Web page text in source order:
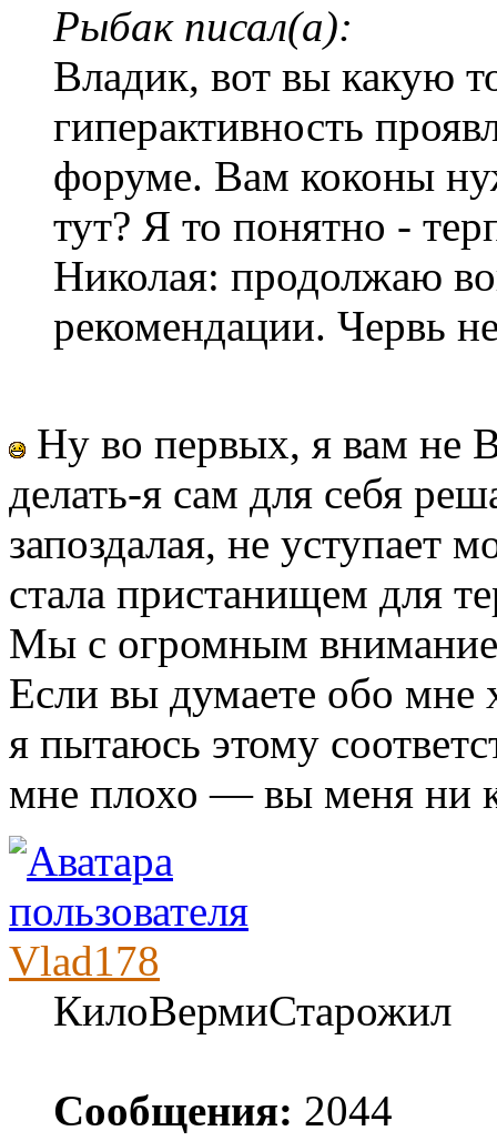
Рыбак писал(а):
Владик, вот вы какую
гиперактивность
форуме. Вам коконы
тут? Я то понятно -
Николая: продолжаю
рекомендации. Червь
Ну во первых, я вам не
делать-я сам для себя
запоздалая, не уступает
стала пристанищем для
Мы с огромным
Если вы думаете обо
я пытаюсь этому
мне плохо — вы меня ни
Vlad178
КилоВермиСтарожил
Сообщения: 2044